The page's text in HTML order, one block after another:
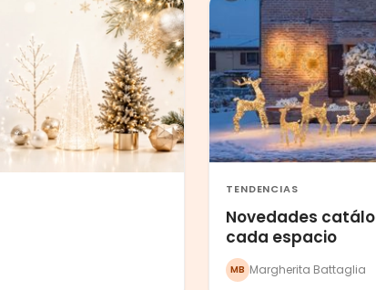
TENDENCIAS
Novedades
cada espacio
MB Margherita Battaglia